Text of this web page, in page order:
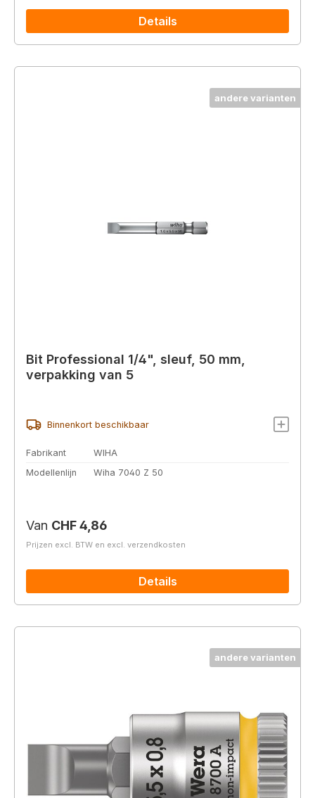
Details
andere varianten
Bit Professional 1/4", sleuf, 50 mm,
verpakking van 5
Binnenkort beschikbaar
Fabrikant
WIHA
Modellenlijn
Wiha 7040 Z 50
Normale prijs:
Van CHF 4,86
Prijzen excl. BTW en excl. verzendkosten
Details
andere varianten